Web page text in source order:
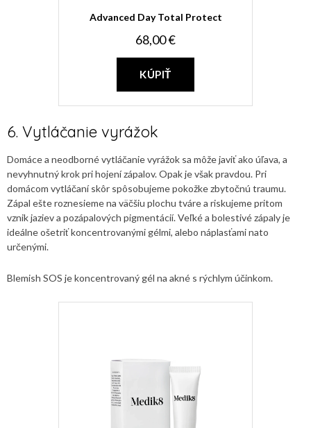
Advanced Day Total Protect
68,00 €
KÚPIŤ
6. Vytláčanie vyrážok
Domáce a neodborné vytláčanie vyrážok sa môže javiť ako úľava, a
nevyhnutný krok pri hojení zápalov. Opak je však pravdou. Pri
domácom vytláčaní skôr spôsobujeme pokožke zbytočnú traumu.
Zápal ešte roznesieme na väčšiu plochu tváre a riskujeme pritom
vznik jaziev a pozápalových pigmentácií. Veľké a bolestivé zápaly je
ideálne ošetriť koncentrovanými gélmi, alebo náplasťami nato
určenými.
Blemish SOS je koncentrovaný gél na akné s rýchlym účinkom.